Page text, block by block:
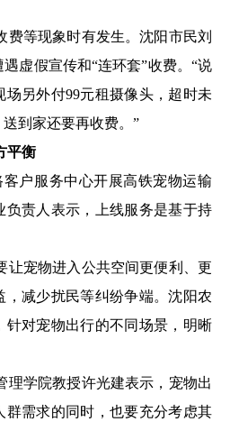
费等现象时有发生。沈阳市民刘
虚假宣传和“连环套”收费。“说
另外付99元租摄像头，超时未
到家还要再收费。”
平衡
户服务中心开展高铁宠物运输
负责人表示，上线服务是基于持
让宠物进入公共空间更便利、更
，减少扰民等纠纷争端。沈阳农
针对宠物出行的不同场景，明晰
理学院教授许光建表示，宠物出
群需求的同时，也要充分考虑其